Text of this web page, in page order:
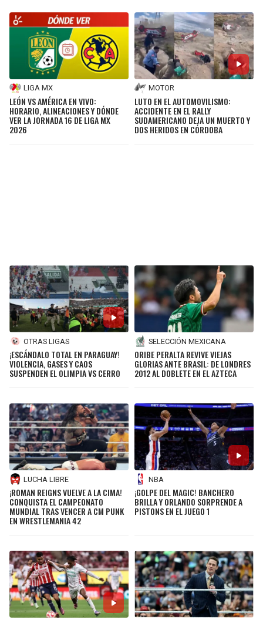
LIGA MX
LEÓN VS AMÉRICA EN VIVO:
HORARIO, ALINEACIONES Y DÓNDE
VER LA JORNADA 16 DE LIGA MX
2026
MOTOR
LUTO EN EL AUTOMOVILISMO:
ACCIDENTE EN EL RALLY
SUDAMERICANO DEJA UN MUERTO Y
DOS HERIDOS EN CÓRDOBA
OTRAS LIGAS
¡ESCÁNDALO TOTAL EN PARAGUAY!
VIOLENCIA, GASES Y CAOS
SUSPENDEN EL OLIMPIA VS CERRO
SELECCIÓN MEXICANA
ORIBE PERALTA REVIVE VIEJAS
GLORIAS ANTE BRASIL: DE LONDRES
2012 AL DOBLETE EN EL AZTECA
LUCHA LIBRE
¡ROMAN REIGNS VUELVE A LA CIMA!
CONQUISTA EL CAMPEONATO
MUNDIAL TRAS VENCER A CM PUNK
EN WRESTLEMANIA 42
NBA
¡GOLPE DEL MAGIC! BANCHERO
BRILLA Y ORLANDO SORPRENDE A
PISTONS EN EL JUEGO 1